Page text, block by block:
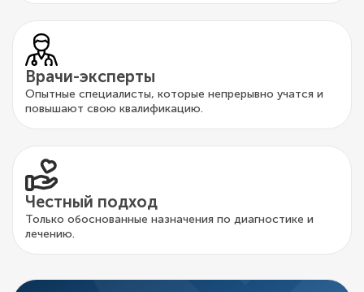
Врачи-эксперты
Опытные специалисты, которые непрерывно учатся и
повышают свою квалификацию.
Честный подход
Только обоснованные назначения по диагностике и
лечению.